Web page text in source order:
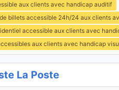
aux clients avec handicap auditif
billets accessible 24h/24 aux clients
accessible aux clients avec
aux clients avec handicap
La Poste